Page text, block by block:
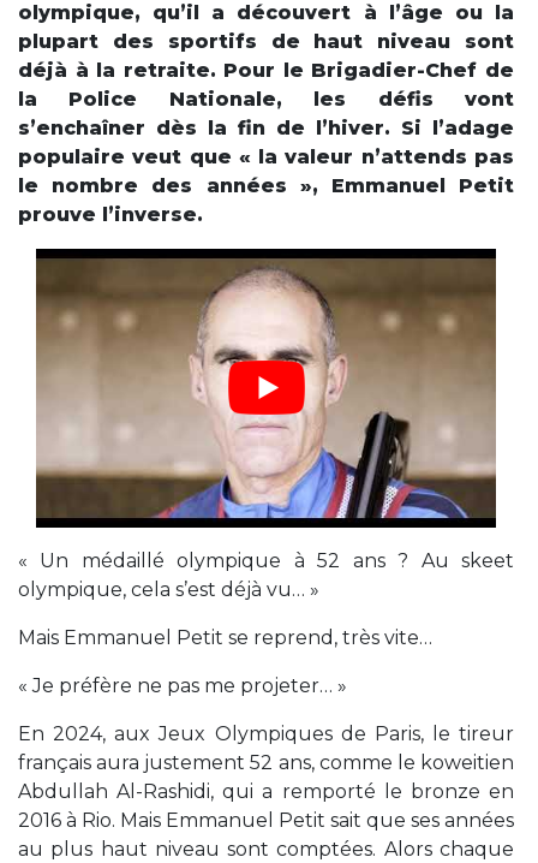
olympique, qu’il a découvert à l’âge ou la
plupart des sportifs de haut niveau sont
déjà à la retraite. Pour le Brigadier-Chef de
la Police Nationale, les défis vont
s’enchaîner dès la fin de l’hiver. Si l’adage
populaire veut que « la valeur n’attends pas
le nombre des années », Emmanuel Petit
prouve l’inverse.
« Un médaillé olympique à 52 ans ? Au skeet
olympique, cela s’est déjà vu… »
Mais Emmanuel Petit se reprend, très vite…
« Je préfère ne pas me projeter… »
En 2024, aux Jeux Olympiques de Paris, le tireur
français aura justement 52 ans, comme le koweitien
Abdullah Al-Rashidi, qui a remporté le bronze en
2016 à Rio. Mais Emmanuel Petit sait que ses années
au plus haut niveau sont comptées. Alors chaque